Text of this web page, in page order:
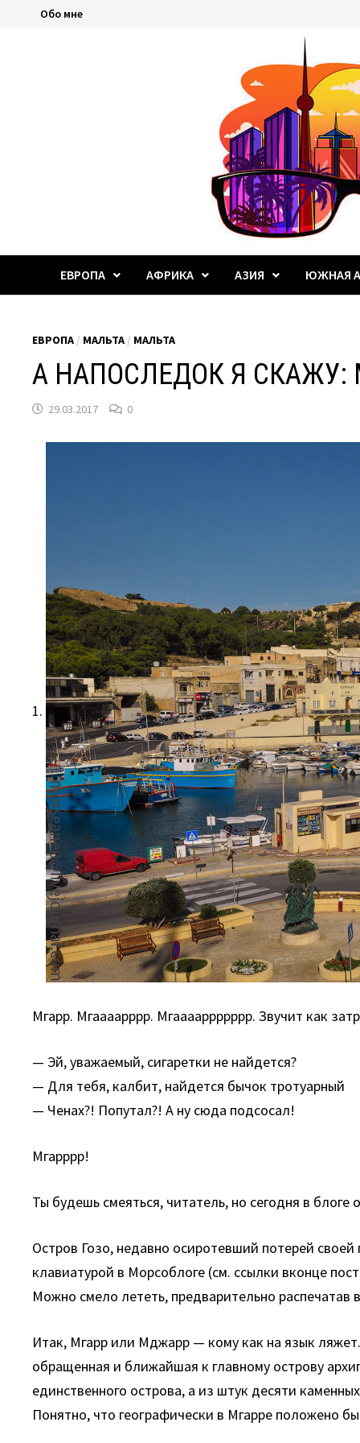
ПерейтиОбо мне
ЕВРОПА АФРИКА АЗИЯ ЮЖНАЯ
ЕВРОПА / МАЛЬТА / МАЛЬТА
А НАПОСЛЕДОК Я СКАЖУ:
29.03.2017 0
1.
Мгарр. Мгаааарррр. Мгааааррррррр. Звучит как
— Эй, уважаемый, сигаретки не найдется?
— Для тебя, калбит, найдется бычок тротуарный
— Ченах?! Попутал?! А ну сюда подсосал!
Мгарррр!
Ты будешь смеяться, читатель, но сегодня в
Остров Гозо, недавно осиротевший потерей
клавиатурой в Морсоблоге (см. ссылки вконце
Можно смело лететь, предварительно
Итак, Мгарр или Мджарр — кому как на язык
обращенная и ближайшая к главному острову
единственного острова, а из штук десяти
Понятно, что географически в Мгарре положено